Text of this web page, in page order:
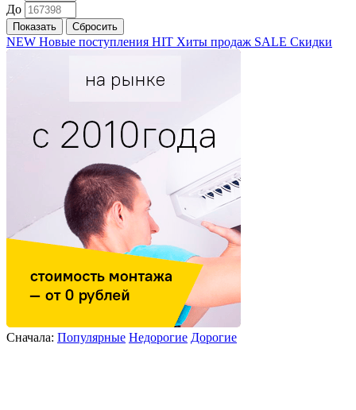
До
NEW Новые поступления HIT Хиты продаж SALE Скидки
Сначала: Популярные Недорогие Дорогие